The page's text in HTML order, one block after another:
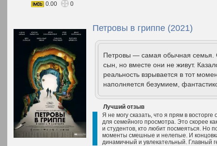
0.00 0
Петровы в гриппе (2021)
Петровы — самая обычная семья.
сын, но вместе они не живут.
реальность взрывается в тот
наполняется безумием,
Лучший отзыв
Я не могу сказать, что я прям в
для семейного просмотра. Это скорее
и студентов, кто любит посмеяться. Но
моменты смешные и нелепые. И
динамичный и увлекательный. Главный